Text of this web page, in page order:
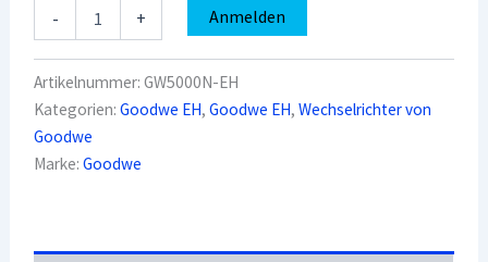
-
GW5000N-
HYBRID
(DC-
SWITCH/WIFI/3P-
METER)
Menge
+ Anmelden
Artikelnummer:GW5000N-EH
Kategorien:Goodwe EH,Goodwe EH,Wechselrichter von
Goodwe
Marke:Goodwe